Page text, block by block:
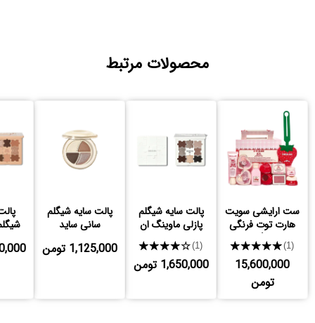
محصولات مرتبط
ست ارایشی سویت
هارت توت فرنگی
شیگلم
★★★★★(1)
15,600,000
تومن
پالت سایه شیگلم
پازلی ماوینگ ان
★★★★★(1)
1,650,000 تومن
پالت سایه شیگلم
سانی ساید
1,125,000 تومن